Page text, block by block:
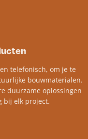
telefonisch, om je te
bouwmaterialen.
duurzame oplossingen
bij elk project.​